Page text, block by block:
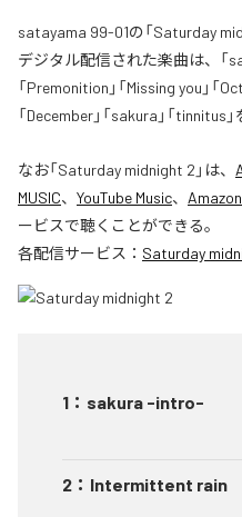
satayama 99-01の「Saturday
デジタル配信された楽曲は、「
「Premonition」「Missing you」「
「December」「sakura」「tinnitus
なお「Saturday midnight 2 」は、
MUSIC、 YouTube Music、
ービスで聴くことができる。
各配信サービス： Saturday
1 ： sakura -intro-
2 ： Intermittent rain